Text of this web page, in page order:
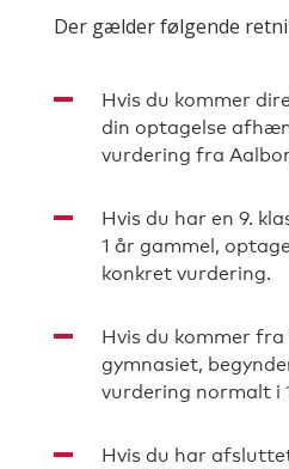
Der gælder følgende
Hvis du kommer
din optagelse
vurdering fra
Hvis du har en 9.
1 år gammel,
konkret vurdering.
Hvis du kommer fra
gymnasiet,
vurdering normalt i
Hvis du har